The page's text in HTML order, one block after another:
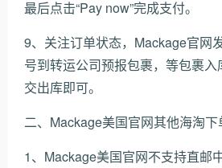
最后点击“Pay now”完成支付。
9、关注订单状态，Mackage官网
号到转运公司预报包裹，等包裹
交出库即可。
二、Mackage美国官网其他海淘下
1、Mackage美国官网不支持直邮